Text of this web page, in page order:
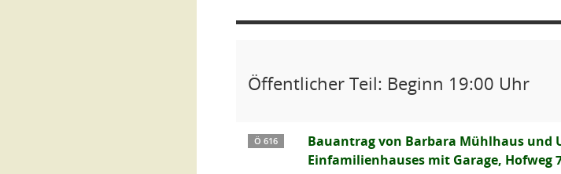
Öffentlicher Teil: Beginn 19:00 Uhr
Ö 616
Bauantrag von Barbara Mühlhaus und
Einfamilienhauses mit Garage, Hofweg